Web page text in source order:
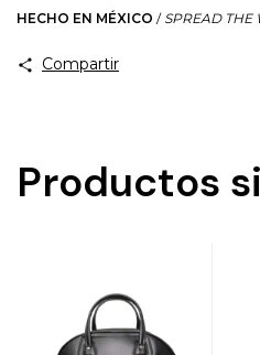
HECHO EN MÉXICO / SPREAD THE
Compartir
Productos